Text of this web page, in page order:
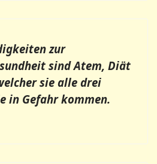
zur
sind Atem, Diät
sie alle drei
in Gefahr kommen.